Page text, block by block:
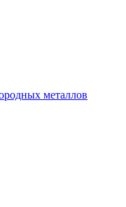
металлов